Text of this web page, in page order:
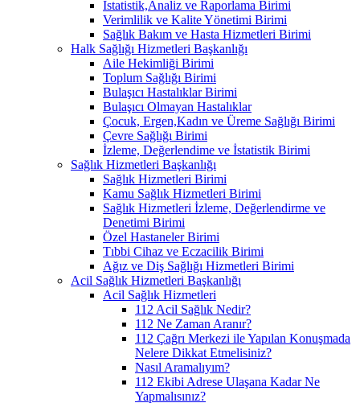
İstatistik,Analiz ve Raporlama Birimi
Verimlilik ve Kalite Yönetimi Birimi
Sağlık Bakım ve Hasta Hizmetleri Birimi
Halk Sağlığı Hizmetleri Başkanlığı
Aile Hekimliği Birimi
Toplum Sağlığı Birimi
Bulaşıcı Hastalıklar Birimi
Bulaşıcı Olmayan Hastalıklar
Çocuk, Ergen,Kadın ve Üreme Sağlığı Birimi
Çevre Sağlığı Birimi
İzleme, Değerlendime ve İstatistik Birimi
Sağlık Hizmetleri Başkanlığı
Sağlık Hizmetleri Birimi
Kamu Sağlık Hizmetleri Birimi
Sağlık Hizmetleri İzleme, Değerlendirme ve
Denetimi Birimi
Özel Hastaneler Birimi
Tıbbi Cihaz ve Eczacilik Birimi
Ağız ve Diş Sağlığı Hizmetleri Birimi
Acil Sağlık Hizmetleri Başkanlığı
Acil Sağlık Hizmetleri
112 Acil Sağlık Nedir?
112 Ne Zaman Aranır?
112 Çağrı Merkezi ile Yapılan Konuşmada
Nelere Dikkat Etmelisiniz?
Nasıl Aramalıyım?
112 Ekibi Adrese Ulaşana Kadar Ne
Yapmalısınız?